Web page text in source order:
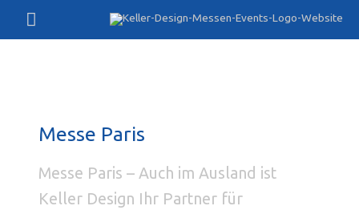
Hauptmenü
Messe Paris
Messe Paris – Auch im Ausland ist
Keller Design Ihr Partner für